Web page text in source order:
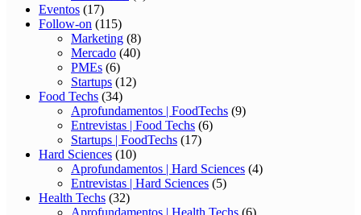
Eventos (17)
Follow-on (115)
Marketing (8)
Mercado (40)
PMEs (6)
Startups (12)
Food Techs (34)
Aprofundamentos | FoodTechs (9)
Entrevistas | Food Techs (6)
Startups | FoodTechs (17)
Hard Sciences (10)
Aprofundamentos | Hard Sciences (4)
Entrevistas | Hard Sciences (5)
Health Techs (32)